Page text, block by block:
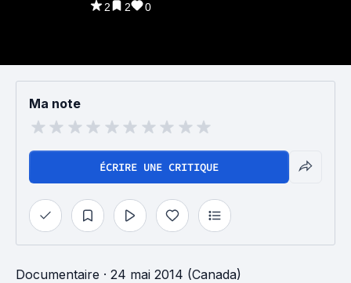
2 2 0
Ma note
ÉCRIRE UNE CRITIQUE
Documentaire · 24 mai 2014 (Canada)